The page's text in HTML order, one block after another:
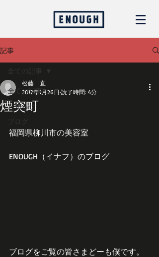
記事
全ての記事
お知らせ
ブログ
全ての記事
煙突町
松藤 直
2017年1月26日 読了時間: 4分
福岡県柳川市の美容室
ENOUGH（イナフ）のブログ
ブログをご覧の皆さまどーも僕です。